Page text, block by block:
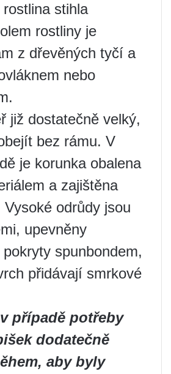
stihla
rostliny je
z dřevěných tyčí a
nebo
již dostatečně velký,
bez rámu. V
je korunka obalena
a zajištěna
odrůdy jsou
upevněny
spunbondem,
přidávají smrkové
případě potřeby
dodatečně
aby byly